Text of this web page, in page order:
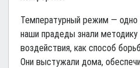
Температурный режим —
наши прадеды знали методику
воздействия, как способ
Они выстужали дома,